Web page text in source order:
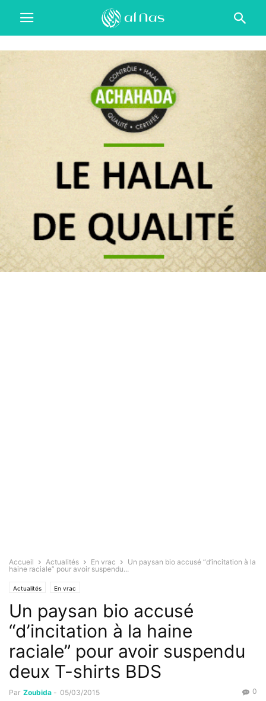
Accueil Actualités En vrac
Un paysan bio accusé “d’incitation à la
haine raciale” pour avoir suspendu...
Actualités En vrac
Un paysan bio accusé
“d’incitation à la haine
raciale” pour avoir suspendu
deux T-shirts BDS
Par Zoubida - 05/03/2015 0